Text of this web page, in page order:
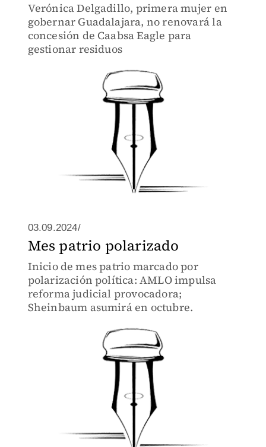
Verónica Delgadillo, primera mujer en
gobernar Guadalajara, no renovará la
concesión de Caabsa Eagle para
gestionar residuos
03.09.2024/
Mes patrio polarizado
Inicio de mes patrio marcado por
polarización política: AMLO impulsa
reforma judicial provocadora;
Sheinbaum asumirá en octubre.